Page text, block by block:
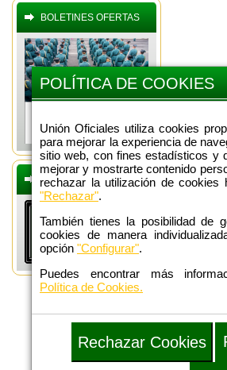
POLÍTICA DE COOKIES
Unión Oficiales utiliza cookies
para mejorar la experiencia de
sitio web, con fines estadísticos y
mejorar y mostrarte contenido
rechazar la utilización de cookies
"Rechazar".
También tienes la posibilidad de
cookies de manera
opción "Configurar".
Puedes encontrar más
Política de Cookies.
Rechazar Cookies
BOLETINES OFERTAS
DEFENSA
ADMINISTRATIVA